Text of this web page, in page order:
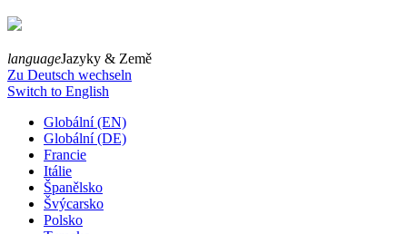
languageJazyky & Země
Zu Deutsch wechseln
Switch to English
Globální (EN)
Globální (DE)
Francie
Itálie
Španělsko
Švýcarsko
Polsko